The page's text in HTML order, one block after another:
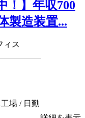
！】年収700
製造装置...
ィス
場 / 日勤